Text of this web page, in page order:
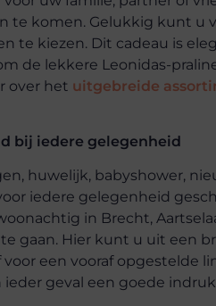
te komen. Gelukkig kunt u
te kiezen. Dit cadeau is
de lekkere Leonidas-
over het uitgebreide
bij iedere gelegenheid
huwelijk, babyshower,
iedere gelegenheid
in Brecht,
gaan. Hier kunt u uit een
een vooraf opgestelde
geval een goede